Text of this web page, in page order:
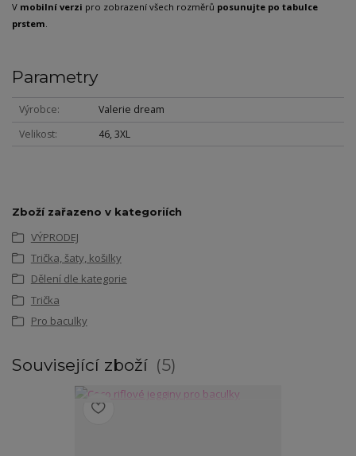
V mobilní verzi pro zobrazení všech rozměrů posunujte po tabulce
prstem.
Parametry
Výrobce
Valerie dream
Velikost
46, 3XL
Zboží zařazeno v kategoriích
VÝPRODEJ
Trička, šaty, košilky
Dělení dle kategorie
Trička
Pro baculky
Související zboží 5